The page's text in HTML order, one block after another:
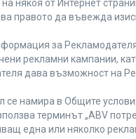
някоя от Интернет
правото да въвежда
за
рекламни кампании,
дава възможност на
се намира в Общите
терминът „ABV
една или няколко